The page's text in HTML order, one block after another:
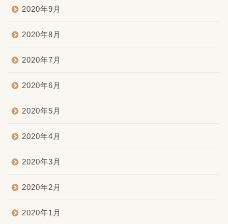
2020年9月
2020年8月
2020年7月
2020年6月
2020年5月
2020年4月
2020年3月
2020年2月
2020年1月